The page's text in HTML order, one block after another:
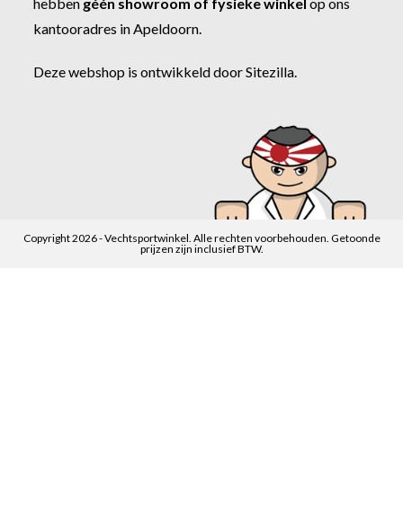
kantooradres in Apeldoorn.
Deze webshop is ontwikkeld doorSitezilla.
Copyright 2026 - Vechtsportwinkel. Alle rechten voorbehouden. Getoonde
prijzen zijn inclusief BTW.